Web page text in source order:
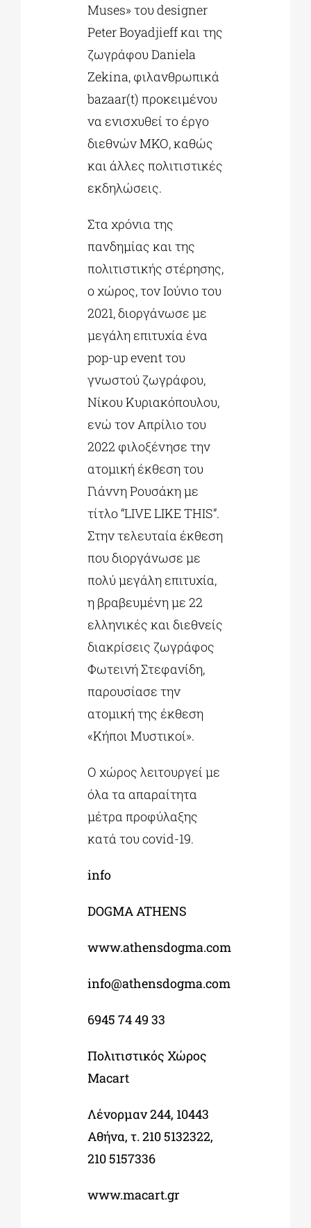
Muses» του designer
Peter Boyadjieff και της
ζωγράφου Daniela
Zekina, φιλανθρωπικά
bazaar(t) προκειμένου
να ενισχυθεί το έργο
διεθνών ΜΚΟ, καθώς
και άλλες πολιτιστικές
εκδηλώσεις.
Στα χρόνια της
πανδημίας και της
πολιτιστικής στέρησης,
ο χώρος, τον Ιούνιο του
2021, διοργάνωσε με
μεγάλη επιτυχία ένα
pop-up event του
γνωστού ζωγράφου,
Νίκου Κυριακόπουλου,
ενώ τον Απρίλιο του
2022 φιλοξένησε την
ατομική έκθεση του
Γιάννη Ρουσάκη με
τίτλο “LIVE LIKE THIS”.
Στην τελευταία έκθεση
που διοργάνωσε με
πολύ μεγάλη επιτυχία,
η βραβευμένη με 22
ελληνικές και διεθνείς
διακρίσεις ζωγράφος
Φωτεινή Στεφανίδη,
παρουσίασε την
ατομική της έκθεση
«Κήποι Μυστικοί».
Ο χώρος λειτουργεί με
όλα τα απαραίτητα
μέτρα προφύλαξης
κατά του covid-19.
info
DOGMA ATHENS
www.athensdogma.com
info@athensdogma.com
6945 74 49 33
Πολιτιστικός Χώρος
Macart
Λένορμαν 244, 10443
Αθήνα, τ. 210 5132322,
210 5157336
www.macart.gr